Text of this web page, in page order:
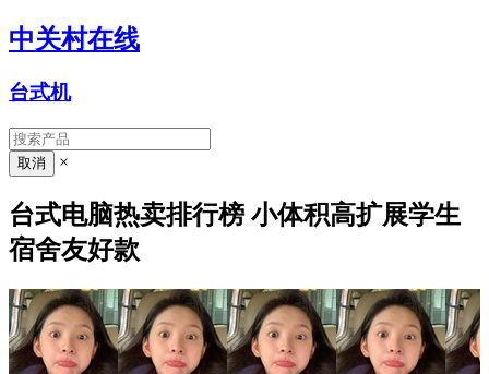
中关村在线
台式机
×
台式电脑热卖排行榜 小体积高扩展学生
宿舍友好款